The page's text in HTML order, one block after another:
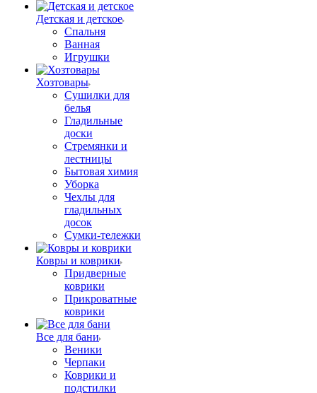
Детская и детское
Спальня
Ванная
Игрушки
Хозтовары
Сушилки для
белья
Гладильные
доски
Стремянки и
лестницы
Бытовая химия
Уборка
Чехлы для
гладильных
досок
Сумки-тележки
Ковры и коврики
Придверные
коврики
Прикроватные
коврики
Все для бани
Веники
Черпаки
Коврики и
подстилки